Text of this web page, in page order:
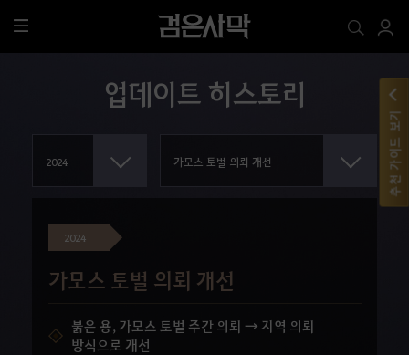
전
체
업데이트 히스토리
2024
가모스 토벌 의뢰 개선
붉은 용, 가모스 토벌 주간 의뢰 → 지역 의뢰
방식으로 개선
추천 가이드 보기